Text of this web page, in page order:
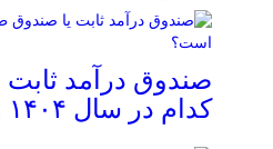
صندوق درآمد ثابت
کدام در سال ۱۴۰۴ بهتر است؟